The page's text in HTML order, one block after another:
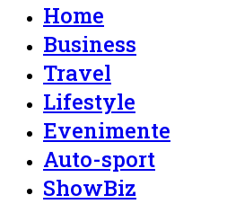
Home
Business
Travel
Lifestyle
Evenimente
Auto-sport
ShowBiz